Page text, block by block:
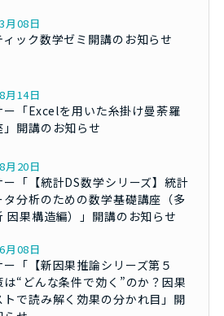
月08日
ィック数学ゼミ開講のお知らせ
月14日
ー「Excelを用いた糸掛け曼荼羅
」開講のお知らせ
月20日
ー「【統計DS数学シリーズ】統計
タ分析のための数学基礎講座（多
因果構造編）」開講のお知らせ
月08日
「【新因果推論シリーズ第５
は“どんな条件で効く”のか？因果
トで読み解く効果の分かれ目」開